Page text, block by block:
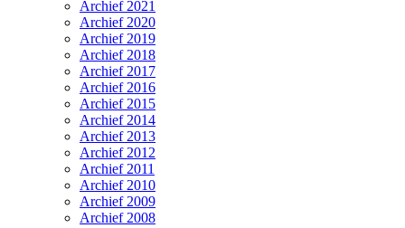
Archief 2021
Archief 2020
Archief 2019
Archief 2018
Archief 2017
Archief 2016
Archief 2015
Archief 2014
Archief 2013
Archief 2012
Archief 2011
Archief 2010
Archief 2009
Archief 2008